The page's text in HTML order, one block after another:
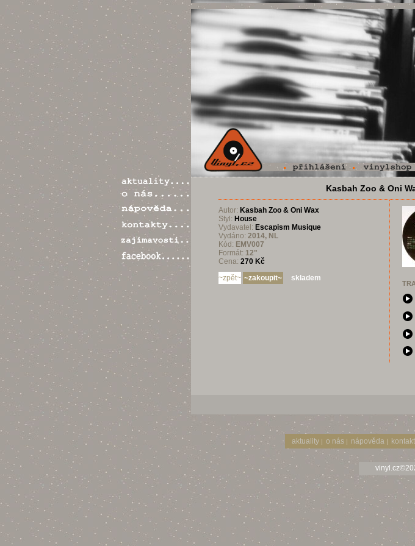
Kasbah Zoo & Oni
Autor: Kasbah Zoo & Oni Wax
Styl: House
Vydavatel: Escapism Musique
Vydáno: 2014, NL
Kód: EMV007
Formát: 12"
Cena: 270 Kč
skladem
aktuality | o nás | nápověda |